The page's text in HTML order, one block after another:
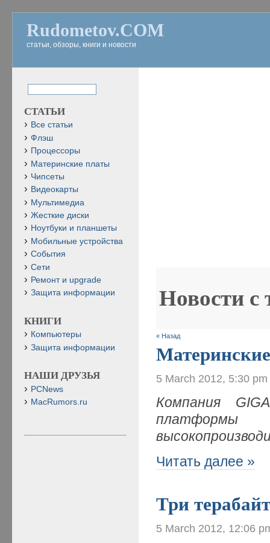
Rudometov.COM
статьи, обзоры, книги и новости
Новости с
« Назад
5 March 2012, 5:30 pm
Компания
Читать далее »
Три
5 March 2012, 12:06
СТАТЬИ
Все статьи
Флэш
Процессоры
Материнские платы
Чипсеты
Видеокарты
Мультимедиа
Жесткие диски
Ноутбуки и планшеты
Мобильные устройства
События
Сети
Ремонт и upgrade
Защита информации
КНИГИ
Компьютеры
Защита информации
НАШИ ДРУЗЬЯ
PCNews
MacRumors.ru